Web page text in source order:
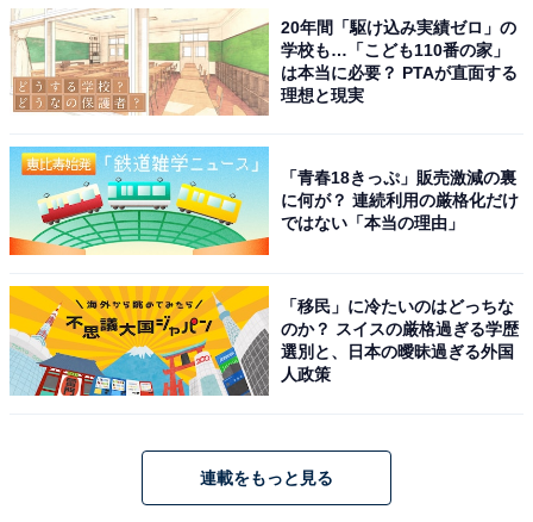
アクセス・料金情報は？ 泊まれる？
アクセス
所在地：富山県小矢部市西中野1086-1
アクセス：あいの風とやま鉄道「石動駅」からバスで約
分。お車の場合は、能越自動車道「福岡IC」より国道8
20年間「駆け込み実績ゼロ」の
学校も…「こども110番の家」
は本当に必要？ PTAが直面する
理想と現実
「青春18きっぷ」販売激減の裏
に何が？ 連続利用の厳格化だけ
ではない「本当の理由」
「移民」に冷たいのはどっちな
のか？ スイスの厳格過ぎる学歴
選別と、日本の曖昧過ぎる外国
人政策
連載をもっと見る